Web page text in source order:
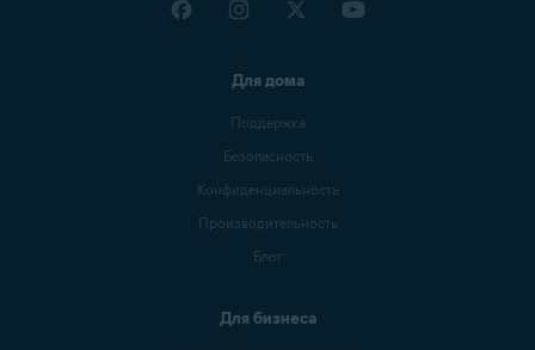
Для дома
Поддержка
Безопасность
Конфиденциальность
Производительность
Блог
Для бизнеса